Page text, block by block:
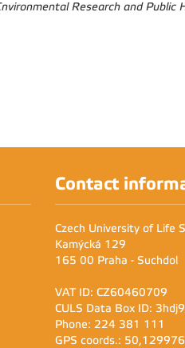
Research and Public
Contact
Czech University of Life
Kamýcká 129
165 00 Praha - Suchdol
VAT ID: CZ60460709
CULS Data Box ID:
Phone: 224 381 111
GPS coords.: